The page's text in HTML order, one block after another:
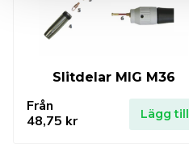
Slitdelar MIG M36
Från
48,75 kr Lägg till